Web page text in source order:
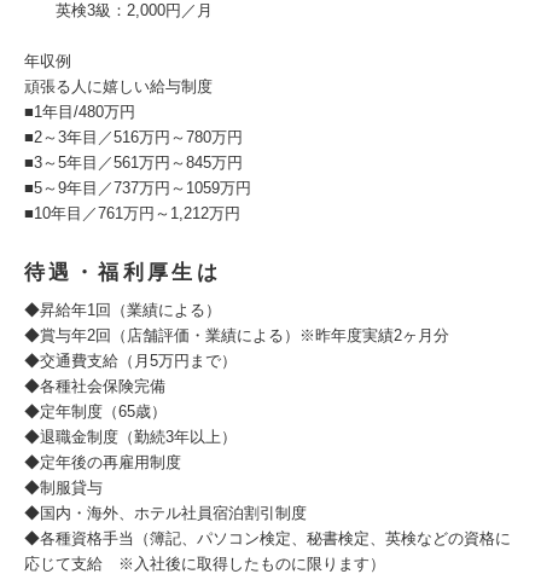
英検3級：2,000円／月
年収例
頑張る人に嬉しい給与制度
■1年目/480万円
■2～3年目／516万円～780万円
■3～5年目／561万円～845万円
■5～9年目／737万円～1059万円
■10年目／761万円～1,212万円
待遇・福利厚生は
◆昇給年1回（業績による）
◆賞与年2回（店舗評価・業績による）※昨年度実績2ヶ月分
◆交通費支給（月5万円まで）
◆各種社会保険完備
◆定年制度（65歳）
◆退職金制度（勤続3年以上）
◆定年後の再雇用制度
◆制服貸与
◆国内・海外、ホテル社員宿泊割引制度
◆各種資格手当（簿記、パソコン検定、秘書検定、英検などの資格に
応じて支給 ※入社後に取得したものに限ります）